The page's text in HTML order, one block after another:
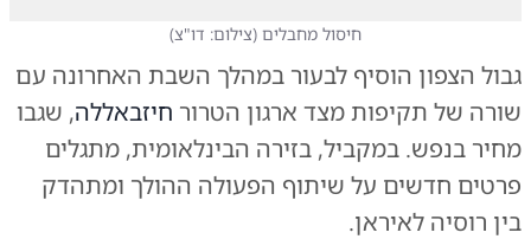
חיסול מחבלים (צילום: דו"צ)
גבול הצפון הוסיף לבעור במהלך השבת האחרונה עם
שורה של תקיפות מצד ארגון הטרור חיזבאללה, שגבו
מחיר בנפש. במקביל, בזירה הבינלאומית, מתגלים
פרטים חדשים על שיתוף הפעולה ההולך ומתהדק
בין רוסיה לאיראן.